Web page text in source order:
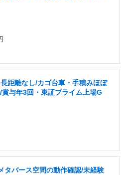
距離なし/カゴ台車・手積みほぼ
与年3回・東証プライム上場G
タバース空間の動作確認/未経験